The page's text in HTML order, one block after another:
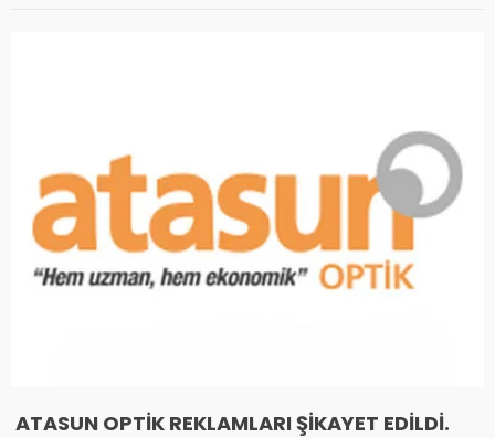
ATASUN OPTİK REKLAMLARI ŞİKAYET EDİLDİ.